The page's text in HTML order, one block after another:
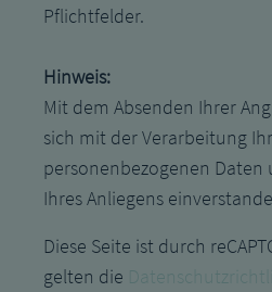
Pflichtfelder.
Hinweis:
Mit dem Absenden Ihrer
sich mit der Verarbeitung
personenbezogenen
Ihres Anliegens
Diese Seite ist durch
gelten die